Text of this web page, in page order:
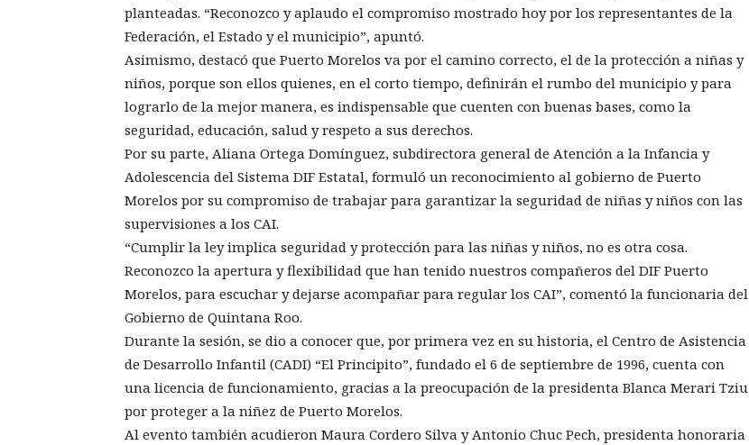
planteadas. “Reconozco y aplaudo el compromiso mostrado hoy por los representantes de la
Federación, el Estado y el municipio”, apuntó.
Asimismo, destacó que Puerto Morelos va por el camino correcto, el de la protección a niñas y
niños, porque son ellos quienes, en el corto tiempo, definirán el rumbo del municipio y para
lograrlo de la mejor manera, es indispensable que cuenten con buenas bases, como la
seguridad, educación, salud y respeto a sus derechos.
Por su parte, Aliana Ortega Domínguez, subdirectora general de Atención a la Infancia y
Adolescencia del Sistema DIF Estatal, formuló un reconocimiento al gobierno de Puerto
Morelos por su compromiso de trabajar para garantizar la seguridad de niñas y niños con las
supervisiones a los CAI.
“Cumplir la ley implica seguridad y protección para las niñas y niños, no es otra cosa.
Reconozco la apertura y flexibilidad que han tenido nuestros compañeros del DIF Puerto
Morelos, para escuchar y dejarse acompañar para regular los CAI”, comentó la funcionaria del
Gobierno de Quintana Roo.
Durante la sesión, se dio a conocer que, por primera vez en su historia, el Centro de Asistencia
de Desarrollo Infantil (CADI) “El Principito”, fundado el 6 de septiembre de 1996, cuenta con
una licencia de funcionamiento, gracias a la preocupación de la presidenta Blanca Merari Tziu
por proteger a la niñez de Puerto Morelos.
Al evento también acudieron Maura Cordero Silva y Antonio Chuc Pech, presidenta honoraria